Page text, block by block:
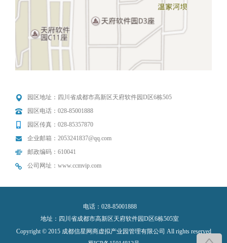
园区地址：四川省成都市高新区天府软件园D区6栋505
园区电话：028-85001888
园区传真：028-85357870
企业邮箱：2053241837@qq.com
邮政编码：610041
公司网址：www.ccmvip.com
电话：028-85001888
地址：四川省成都市高新区天府软件园D区6栋505室
Copyright © 2015 成都信星网商虚拟产业园管理有限公司 All rights reserved